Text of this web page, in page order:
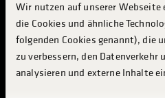
Wir nutzen auf unserer Webseite
die Cookies und ähnliche
folgenden Cookies genannt), die
zu verbessern, den Datenverkehr
analysieren und externe Inhalte
TRUCKER CAMP
INDUSTRIE & AUSSTELLER
ABOUT TGP